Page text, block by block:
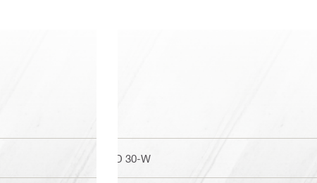
DD 30-W